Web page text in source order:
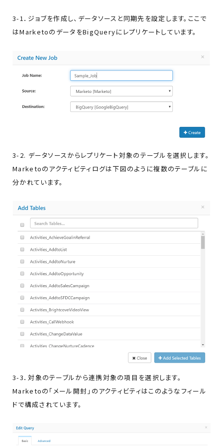
3-1．ジョブを作成し、データソースと同期先を設定します。ここで
はMarketoのデータをBigQueryにレプリケートしています。
3-2. データソースからレプリケート対象のテーブルを選択します。
Marketoのアクティビティログは下図のように複数のテーブルに
分かれています。
3-3．対象のテーブルから連携対象の項目を選択します。
Marketoの「メール開封」のアクティビティはこのようなフィール
ドで構成されています。